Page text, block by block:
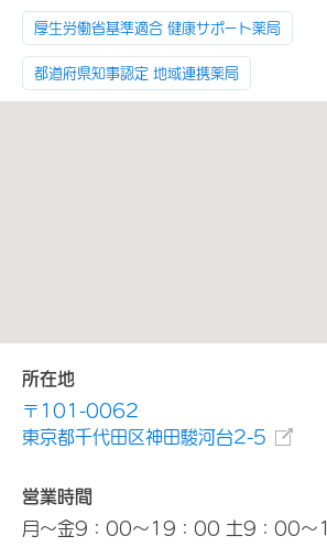
厚生労働省基準適合 健康サポート薬局
都道府県知事認定 地域連携薬局
所在地
〒101-0062
東京都千代田区神田駿河台2-5
営業時間
月～金9：00～19：00 土9：00～